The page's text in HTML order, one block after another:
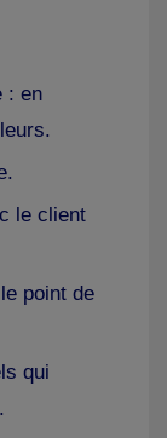
: en
le client
point de
qui